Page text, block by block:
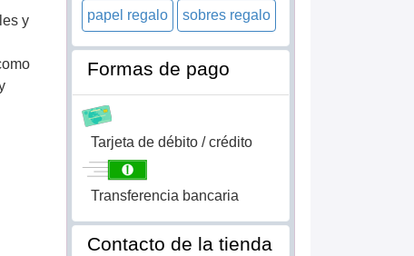
y
papel regalo sobres regalo
Formas de pago
Tarjeta de débito / crédito
Transferencia bancaria
Contacto de la tienda